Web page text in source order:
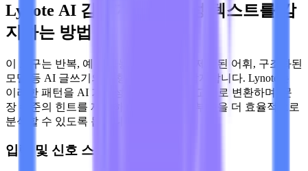
Lynote AI 감지기가 AI 작성 텍스트를 감
지하는 방법
이 도구는 반복, 예측 가능한 문장 리듬, 제한된 어휘, 구조화된
모델 등 AI 글쓰기의 전형적인 패턴을 감지합니다. Lynote는
이러한 패턴을 AI 가능성을 나타내는 보고서로 변환하며, 문
장 수준의 힌트를 제공하여 의심스러운 부분을 더 효율적으로
분석할 수 있도록 돕습니다.
입력 및 신호 스캔